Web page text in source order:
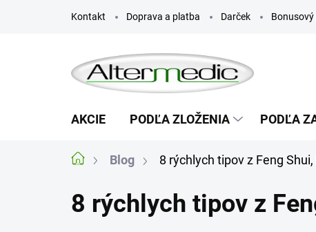
Kontakt Doprava a platba Darček
AKCIE PODĽA ZLOŽENIA PODĽA
DomovBlog 8 rýchlych tipov z Feng
8 rýchlych tipov z